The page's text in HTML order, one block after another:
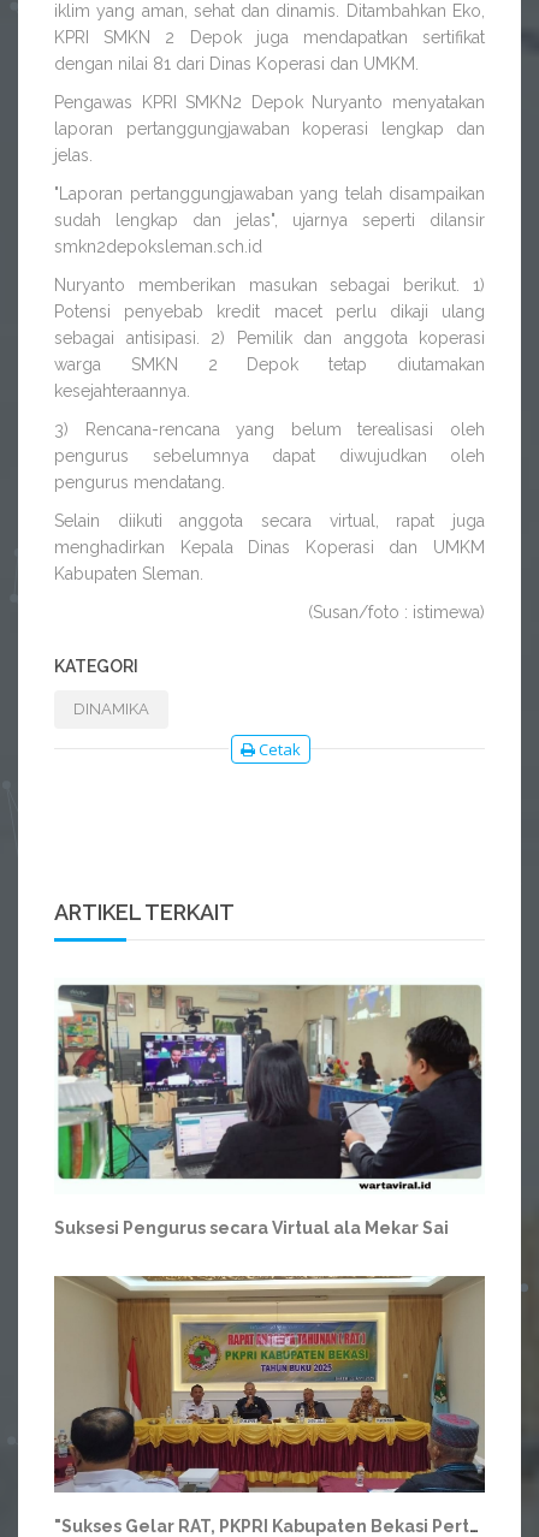
iklim yang aman, sehat dan dinamis. Ditambahkan Eko,
KPRI SMKN 2 Depok juga mendapatkan sertifikat
dengan nilai 81 dari Dinas Koperasi dan UMKM.
Pengawas KPRI SMKN2 Depok Nuryanto menyatakan
laporan pertanggungjawaban koperasi lengkap dan
jelas.
"Laporan pertanggungjawaban yang telah disampaikan
sudah lengkap dan jelas", ujarnya seperti dilansir
smkn2depoksleman.sch.id
Nuryanto memberikan masukan sebagai berikut. 1)
Potensi penyebab kredit macet perlu dikaji ulang
sebagai antisipasi. 2) Pemilik dan anggota koperasi
warga SMKN 2 Depok tetap diutamakan
kesejahteraannya.
3) Rencana-rencana yang belum terealisasi oleh
pengurus sebelumnya dapat diwujudkan oleh
pengurus mendatang.
Selain diikuti anggota secara virtual, rapat juga
menghadirkan Kepala Dinas Koperasi dan UMKM
Kabupaten Sleman.
(Susan/foto : istimewa)
KATEGORI
DINAMIKA
Cetak
ARTIKEL TERKAIT
Suksesi Pengurus secara Virtual ala Mekar Sai
"Sukses Gelar RAT, PKPRI Kabupaten Bekasi Pertahankan Performa Usaha dan Peningkatan Asset"